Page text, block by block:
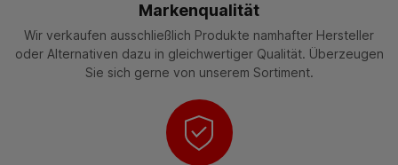
Markenqualität
Wir verkaufen ausschließlich Produkte namhafter Hersteller
oder Alternativen dazu in gleichwertiger Qualität. Überzeugen
Sie sich gerne von unserem Sortiment.